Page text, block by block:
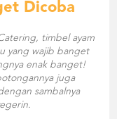
Dicoba
timbel ayam
yang wajib banget
enak banget!
juga
sambalnya